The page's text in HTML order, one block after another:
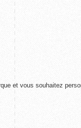
et vous souhaitez